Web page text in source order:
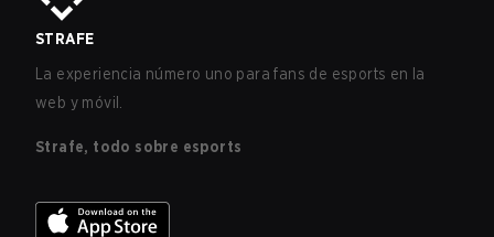
STRAFE
La experiencia número uno para fans de esports en la
web y móvil.
Strafe, todo sobre esports